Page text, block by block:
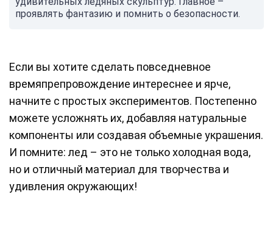
проявлять фантазию и помнить о безопасности.
Если вы хотите сделать повседневное
времяпрепровождение интереснее и ярче,
начните с простых экспериментов. Постепенно
можете усложнять их, добавляя натуральные
компоненты или создавая объемные украшения.
И помните: лед – это не только холодная вода,
но и отличный материал для творчества и
удивления окружающих!